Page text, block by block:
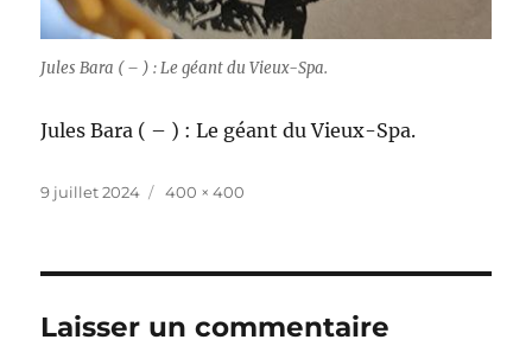
Jules Bara ( – ) : Le géant du Vieux-Spa.
Jules Bara ( – ) : Le géant du Vieux-Spa.
Publié
9 juillet 2024
Taille
400 × 400
Laisser un commentaire